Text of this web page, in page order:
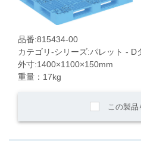
品番:815434-00
カテゴリ-シリーズ:パレット - D
外寸:1400×1100×150mm
重量：17kg
この製